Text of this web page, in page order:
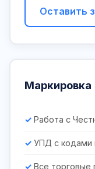
Оставить
Маркировка
Работа с
УПД с кодами
Все торговые